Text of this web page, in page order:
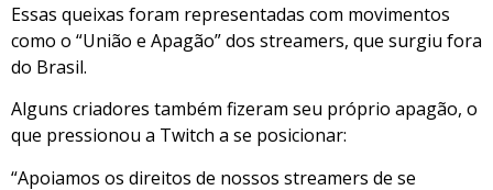
Essas queixas foram representadas com movimentos
como o “União e Apagão” dos streamers, que surgiu fora
do Brasil.
Alguns criadores também fizeram seu próprio apagão, o
que pressionou a Twitch a se posicionar:
“Apoiamos os direitos de nossos streamers de se